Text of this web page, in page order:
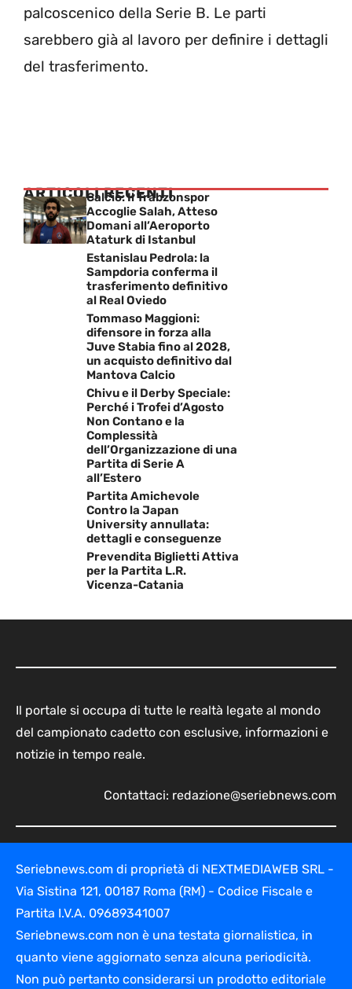
palcoscenico della Serie B. Le parti
sarebbero già al lavoro per definire i dettagli
del trasferimento.
ARTICOLI RECENTI
Calcio: Il Trabzonspor
Accoglie Salah, Atteso
Domani all’Aeroporto
Ataturk di Istanbul
Estanislau Pedrola: la
Sampdoria conferma il
trasferimento definitivo
al Real Oviedo
Tommaso Maggioni:
difensore in forza alla
Juve Stabia fino al 2028,
un acquisto definitivo dal
Mantova Calcio
Chivu e il Derby Speciale:
Perché i Trofei d’Agosto
Non Contano e la
Complessità
dell’Organizzazione di una
Partita di Serie A
all’Estero
Partita Amichevole
Contro la Japan
University annullata:
dettagli e conseguenze
Prevendita Biglietti Attiva
per la Partita L.R.
Vicenza-Catania
Il portale si occupa di tutte le realtà legate al mondo
del campionato cadetto con esclusive, informazioni e
notizie in tempo reale.
Contattaci: redazione@seriebnews.com
Seriebnews.com di proprietà di NEXTMEDIAWEB SRL -
Via Sistina 121, 00187 Roma (RM) - Codice Fiscale e
Partita I.V.A. 09689341007
Seriebnews.com non è una testata giornalistica, in
quanto viene aggiornato senza alcuna periodicità.
Non può pertanto considerarsi un prodotto editoriale